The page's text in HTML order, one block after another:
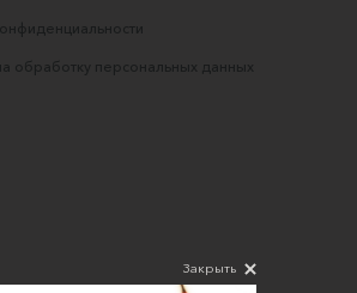
обработку персональных данных
Закрыть